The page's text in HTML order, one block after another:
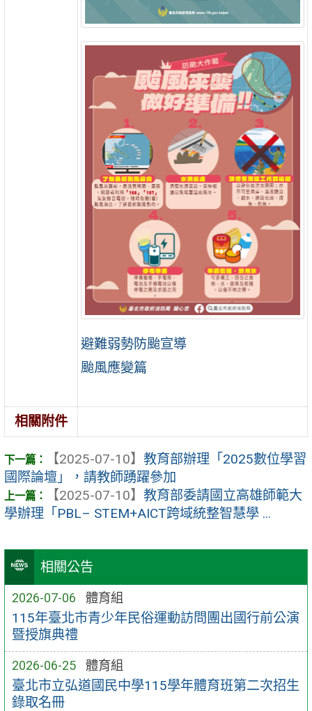
相關公告
2026-07-06 體育組
115年臺北市青少年民俗運動訪問團出國行前公演
暨授旗典禮
2026-06-25 體育組
臺北市立弘道國民中學115學年體育班第二次招生
錄取名冊
避難弱勢防颱宣導
颱風應變篇
相關附件
【2025-07-10】 教育部辦理「2025數位學習
國際論壇」，請教師踴躍參加
【2025-07-10】 教育部委請國立高雄師範大
學辦理「PBL– STEM+AICT跨域統整智慧學 ...